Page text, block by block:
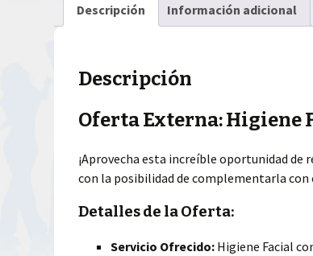
Descripción Información adicional
Descripción
Oferta Externa: Higiene
¡Aprovecha esta increíble oportunidad de
con la posibilidad de complementarla
Detalles de la Oferta:
Servicio Ofrecido: Higiene Facial